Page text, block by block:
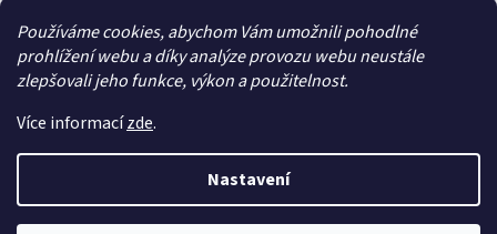
Používáme cookies, abychom Vám umožnili pohodlné
prohlížení webu a díky analýze provozu webu neustále
zlepšovali jeho funkce, výkon a použitelnost.
Více informacízde.
Nastavení
Facebook
Vytvořil Shoptet
Copyright 2026Elcar - elektrospecialista - RC modely,
autorádia, navigace, alarmy, domácí audio. Všechna